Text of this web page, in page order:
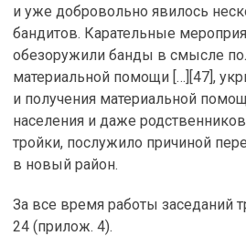
и уже добровольно явилось
бандитов. Карательные
обезоружили банды в смысле
материальной помощи […][47],
и получения материальной
населения и даже
тройки, послужило причиной
в новый район.
За все время работы заседаний
24 (прилож. 4).